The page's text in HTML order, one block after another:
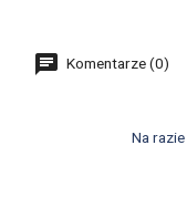
Komentarze (0)
Na